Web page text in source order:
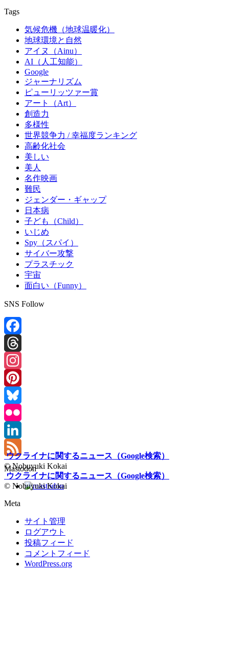
Tags
気候危機（地球温暖化）
地球環境と自然
アイヌ（Ainu）
AI（人工知能）
Google
ジャーナリズム
ピューリッツァー賞
アート（Art）
創造力
多様性
世界競争力 / 幸福度ランキング
高齢化社会
美しい
美人
名作映画
難民
ジェンダー・ギャップ
日本病
子ども（Child）
いじめ
Spy（スパイ）
サイバー攻撃
プラスチック
宇宙
面白い（Funny）
SNS Follow
Facebook
Threads
Instagram
Pinterest
Bluesky
Flickr
LinkedIn
Feed
Mastodon
Meta
サイト管理
ログアウト
投稿フィード
コメントフィード
WordPress.org
ウクライナに関するニュース（Google検索）
© Nobuyuki Kokai
ウクライナに関するニュース（Google検索）
© Nobuyuki Kokai